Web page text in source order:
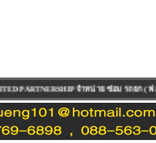
าย ซ่อม รถยก ( ฟอร์คลิฟท์ ) ทุกรุ่น ทุกยี่ห้อ